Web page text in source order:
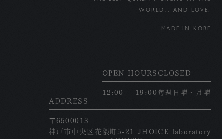
WORLD… AND LOVE.
MADE IN KOBE
OPEN HOURS
12:00 ~ 19:00
CLOSED
毎週日曜・月曜
ADDRESS
〒6500013
神戸市中央区花隈町5-21 JHOICE laboratory